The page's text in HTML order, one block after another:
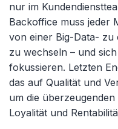
nur im
Backoffice muss jeder
von einer Big-Data- zu
zu wechseln – und
fokussieren. Letzten
das auf Qualität und
um die
Loyalität und